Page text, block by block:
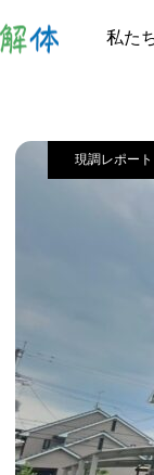
私た
施工事例
現調レポート